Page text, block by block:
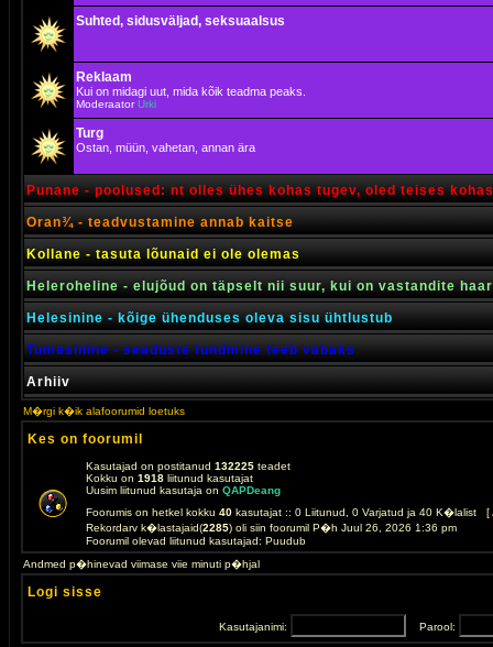
Suhted, sidusväljad, seksuaalsus
Reklaam
Kui on midagi uut, mida kõik teadma peaks.
ModeraatorUrki
Turg
Ostan, müün, vahetan, annan ära
Punane - poolused: nt olles ühes kohas tugev, oled teises
Oran¾ - teadvustamine annab kaitse
Kollane - tasuta lõunaid ei ole olemas
Heleroheline - elujõud on täpselt nii suur, kui on vastandite
Helesinine - kõige ühenduses oleva sisu ühtlustub
Tumesinine - seaduste tundmine teeb vabaks
Arhiiv
M�rgi k�ik alafoorumid loetuks
Kes on foorumil
Kasutajad on postitanud 132225 teadet
Kokku on 1918 liitunud kasutajat
Uusim liitunud kasutaja on QAPDeang
Foorumis on hetkel kokku 40 kasutajat :: 0 Liitunud, 0 Varjatud ja 40 K�lalist [
Rekordarv k�lastajaid(2285) oli siin foorumil P�h Juul 26, 2026 1:36 pm
Foorumil olevad liitunud kasutajad: Puudub
Andmed p�hinevad viimase viie minuti p�hjal
Logi sisse
Kasutajanimi: Parool: